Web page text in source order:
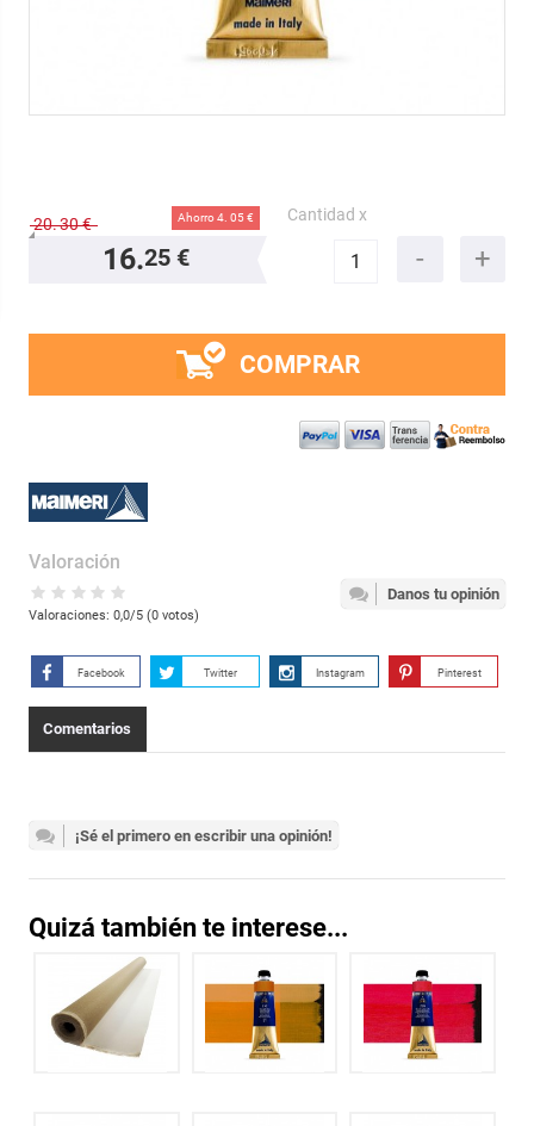
20.30 € Ahorro 4. 05 €
16.25 €
Cantidad x
COMPRAR
Danos tu opinión
Valoración
Valoraciones: 0,0/5 (0votos)
Facebook Twitter Instagram Pinterest
Comentarios
¡Sé el primero en escribir una opinión!
Quizá también te interese...